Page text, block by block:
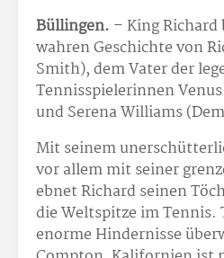
Büllingen. – King
wahren Geschichte von
Smith), dem Vater der
Tennisspielerinnen
und Serena Williams
Mit seinem
vor allem mit seiner
ebnet Richard seinen
die Weltspitze im Tennis.
enorme Hindernisse